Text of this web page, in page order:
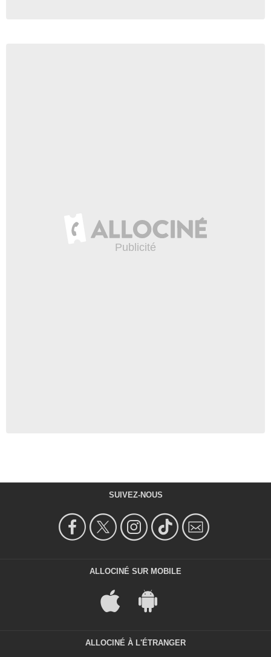
SUIVEZ-NOUS
ALLOCINÉ SUR MOBILE
ALLOCINÉ À L'ÉTRANGER